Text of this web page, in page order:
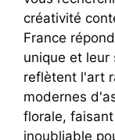
créativité
France
unique et leur
reflètent l'art
modernes
florale,
inoubliable